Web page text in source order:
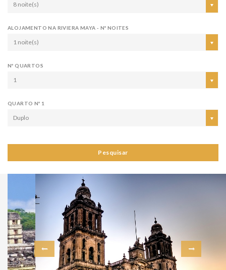
8 noite(s)
ALOJAMENTO NA RIVIERA MAYA - Nº NOITES
1 noite(s)
Nº QUARTOS
1
QUARTO Nº 1
Duplo
Pesquisar